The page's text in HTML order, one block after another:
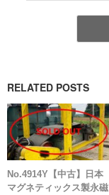
RELATED POSTS
No.4914Y【中古】日本
マグネティックス製永磁